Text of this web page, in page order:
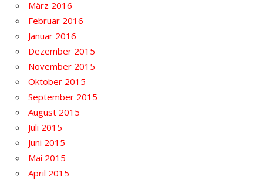
März 2016
Februar 2016
Januar 2016
Dezember 2015
November 2015
Oktober 2015
September 2015
August 2015
Juli 2015
Juni 2015
Mai 2015
April 2015